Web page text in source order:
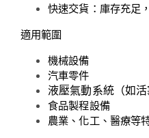
快速交貨：庫存充足
適用範圍
機械設備
汽車零件
液壓氣動系統（如活
食品製程設備
農業、化工、醫療等